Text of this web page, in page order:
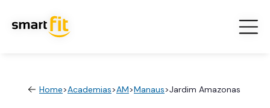
Home>Academias>AM>Manaus>Jardim Amazonas